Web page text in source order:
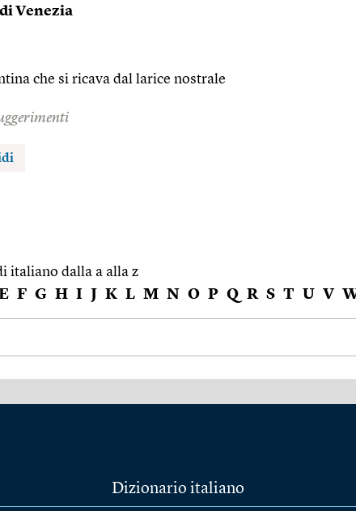
Venezia
che si ricava dal larice nostrale
italiano dalla a alla z
F G H I J K L M N O P Q R S T U V
Dizionario italiano